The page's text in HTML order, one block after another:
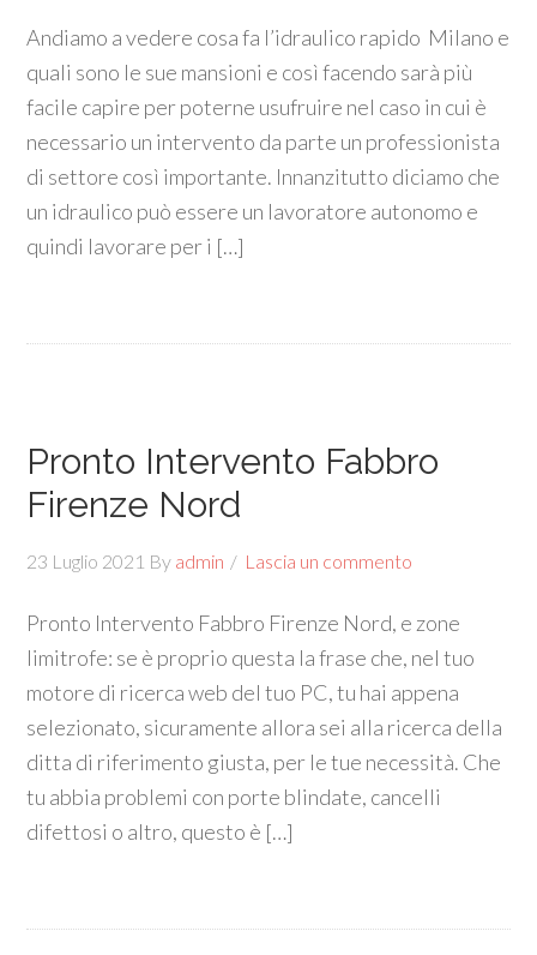
Andiamo a vedere cosa fa l’idraulico rapido Milano e
quali sono le sue mansioni e così facendo sarà più
facile capire per poterne usufruire nel caso in cui è
necessario un intervento da parte un professionista
di settore così importante. Innanzitutto diciamo che
un idraulico può essere un lavoratore autonomo e
quindi lavorare per i […]
Pronto Intervento Fabbro
Firenze Nord
23 Luglio 2021 By admin Lascia un commento
Pronto Intervento Fabbro Firenze Nord, e zone
limitrofe: se è proprio questa la frase che, nel tuo
motore di ricerca web del tuo PC, tu hai appena
selezionato, sicuramente allora sei alla ricerca della
ditta di riferimento giusta, per le tue necessità. Che
tu abbia problemi con porte blindate, cancelli
difettosi o altro, questo è […]